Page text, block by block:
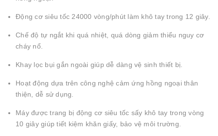
Động cơ siêu tốc 24000 vòng/phút làm khô tay trong 12 giây.
Chế độ tự ngắt khi quá nhiệt, quá dòng giảm thiểu nguy cơ
cháy nổ.
Khay lọc bụi gắn ngoài giúp dễ dàng vệ sinh thiết bị.
Hoạt động dựa trên công nghệ cảm ứng hồng ngoại thân
thiện, dễ sử dụng.
Máy được trang bị động cơ siêu tốc sấy khô tay trong vòng
10 giây giúp tiết kiệm khăn giấy, bảo vệ môi trường.